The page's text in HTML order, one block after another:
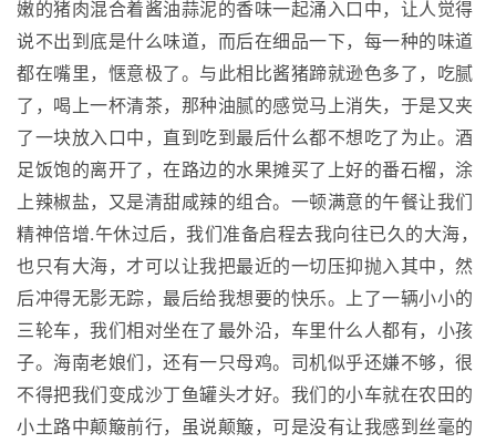
嫩的猪肉混合着酱油蒜泥的香味一起涌入口中，让人觉得
说不出到底是什么味道，而后在细品一下，每一种的味道
都在嘴里，惬意极了。与此相比酱猪蹄就逊色多了，吃腻
了，喝上一杯清茶，那种油腻的感觉马上消失，于是又夹
了一块放入口中，直到吃到最后什么都不想吃了为止。酒
足饭饱的离开了，在路边的水果摊买了上好的番石榴，涂
上辣椒盐，又是清甜咸辣的组合。一顿满意的午餐让我们
精神倍增.午休过后，我们准备启程去我向往已久的大海，
也只有大海，才可以让我把最近的一切压抑抛入其中，然
后冲得无影无踪，最后给我想要的快乐。上了一辆小小的
三轮车，我们相对坐在了最外沿，车里什么人都有，小孩
子。海南老娘们，还有一只母鸡。司机似乎还嫌不够，很
不得把我们变成沙丁鱼罐头才好。我们的小车就在农田的
小土路中颠簸前行，虽说颠簸，可是没有让我感到丝毫的